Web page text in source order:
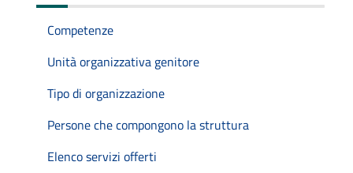
Competenze
Unità organizzativa genitore
Tipo di organizzazione
Persone che compongono la struttura
Elenco servizi offerti